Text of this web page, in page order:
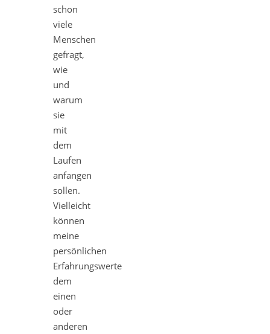
schon
viele
Menschen
gefragt,
wie
und
warum
sie
mit
dem
Laufen
anfangen
sollen.
Vielleicht
können
meine
persönlichen
Erfahrungswerte
dem
einen
oder
anderen